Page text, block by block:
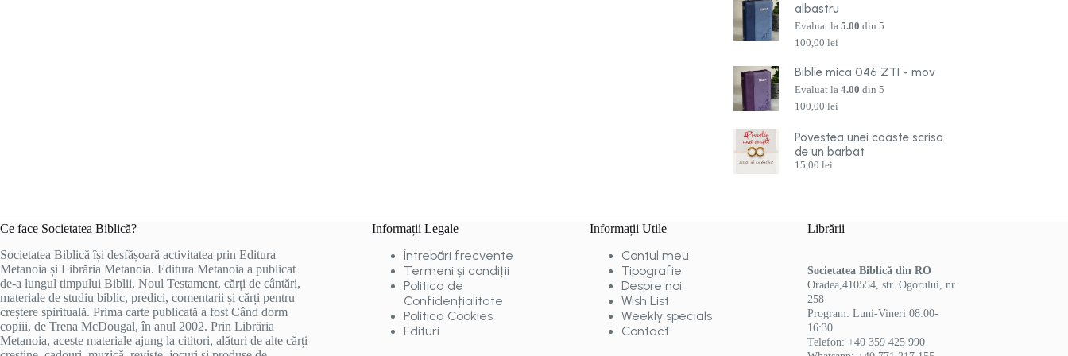
albastru
Evaluat la5.00 din 5
100,00lei
Biblie mica 046 ZTI - mov
Evaluat la4.00 din 5
100,00lei
Povestea unei coaste scrisa
de un barbat
15,00lei
Ce face Societatea Biblică?
Societatea Biblică își desfășoară activitatea prin Editura
Metanoia și Librăria Metanoia. Editura Metanoia a publicat
de-a lungul timpului Biblii, Noul Testament, cărți de cântări,
materiale de studiu biblic, predici, comentarii și cărți pentru
creștere spirituală. Prima carte publicată a fost Când dorm
copiii, de Trena McDougal, în anul 2002. Prin Librăria
Metanoia, aceste materiale ajung la cititori, alături de alte cărți
Informații Legale
Întrebări frecvente
Termeni și condiții
Politica de
Confidențialitate
Politica Cookies
Edituri
Informații Utile
Contul meu
Tipografie
Despre noi
Wish List
Weekly specials
Contact
Librării
Societatea Biblică din RO
Oradea,410554, str. Ogorului, nr
258
Program: Luni-Vineri 08:00-
16:30
Telefon: +40 359 425 990